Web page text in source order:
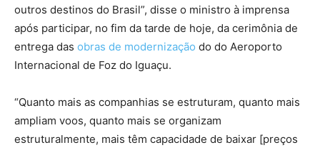
outros destinos do Brasil”, disse o ministro à imprensa
após participar, no fim da tarde de hoje, da cerimônia de
entrega das obras de modernização do do Aeroporto
Internacional de Foz do Iguaçu.
“Quanto mais as companhias se estruturam, quanto mais
ampliam voos, quanto mais se organizam
estruturalmente, mais têm capacidade de baixar [preços